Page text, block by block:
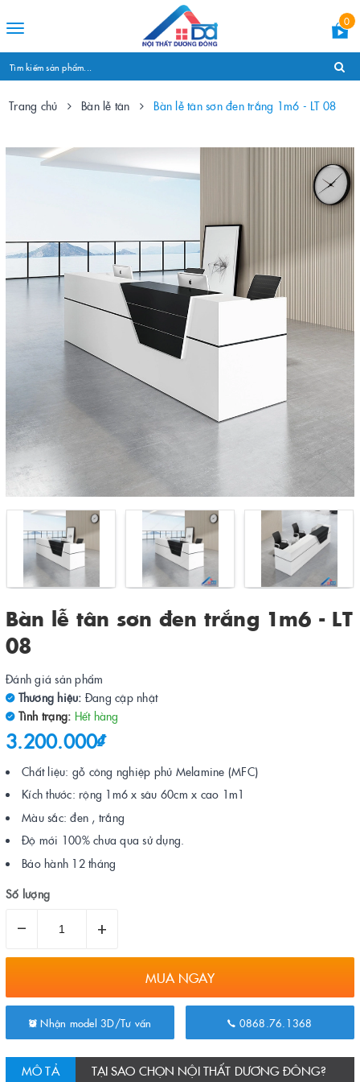
Toggle
0
Trang chủ Bàn lễ tân Bàn lễ tân sơn đen trắng 1m6 - LT 08
Bàn lễ tân sơn đen trắng 1m6 - LT
08
Đánh giá sản phẩm
Thương hiệu: Đang cập nhật
Tình trạng: Hết hàng
3.200.000₫
Chất liệu: gỗ công nghiệp phủ Melamine (MFC)
Kích thước: rộng 1m6 x sâu 60cm x cao 1m1
Màu sắc: đen , trắng
Độ mới 100% chưa qua sử dụng.
Bảo hành 12 tháng
Số lượng
– +
MUA NGAY
Nhận model 3D/Tư vấn 0868.76.1368
MÔ TẢ TẠI SAO CHỌN NỘI THẤT DƯƠNG ĐÔNG?